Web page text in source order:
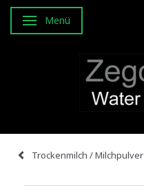
Anzeige ändern
Menü
Trockenmilch / Milchpulver